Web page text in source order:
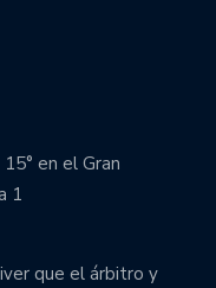
en el Gran
1
que el árbitro y